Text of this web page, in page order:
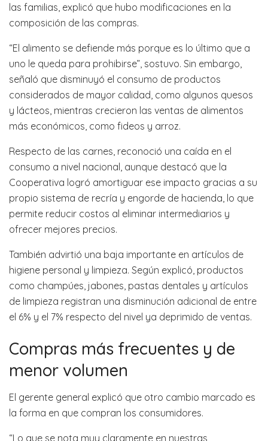
las familias, explicó que hubo modificaciones en la
composición de las compras.
“El alimento se defiende más porque es lo último que a
uno le queda para prohibirse”, sostuvo. Sin embargo,
señaló que disminuyó el consumo de productos
considerados de mayor calidad, como algunos quesos
y lácteos, mientras crecieron las ventas de alimentos
más económicos, como fideos y arroz.
Respecto de las carnes, reconoció una caída en el
consumo a nivel nacional, aunque destacó que la
Cooperativa logró amortiguar ese impacto gracias a su
propio sistema de recría y engorde de hacienda, lo que
permite reducir costos al eliminar intermediarios y
ofrecer mejores precios.
También advirtió una baja importante en artículos de
higiene personal y limpieza. Según explicó, productos
como champúes, jabones, pastas dentales y artículos
de limpieza registran una disminución adicional de entre
el 6% y el 7% respecto del nivel ya deprimido de ventas.
Compras más frecuentes y de
menor volumen
El gerente general explicó que otro cambio marcado es
la forma en que compran los consumidores.
“Lo que se nota muy claramente en nuestras